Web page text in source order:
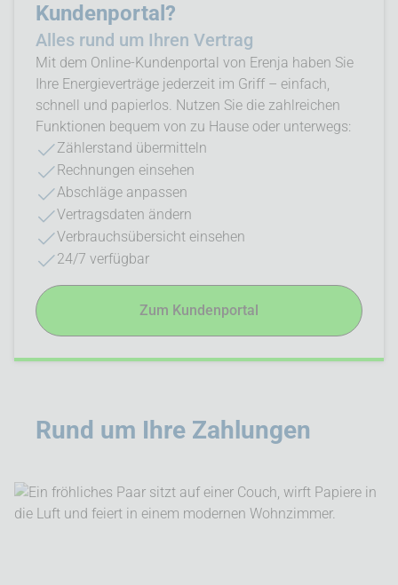
Kundenportal?
Alles rund um Ihren Vertrag
Mit dem Online-Kundenportal von Erenja haben Sie
Ihre Energieverträge jederzeit im Griff – einfach,
schnell und papierlos. Nutzen Sie die zahlreichen
Funktionen bequem von zu Hause oder unterwegs:
Zählerstand übermitteln
Rechnungen einsehen
Abschläge anpassen
Vertragsdaten ändern
Verbrauchsübersicht einsehen
24/7 verfügbar
Zum Kundenportal
Rund um Ihre Zahlungen